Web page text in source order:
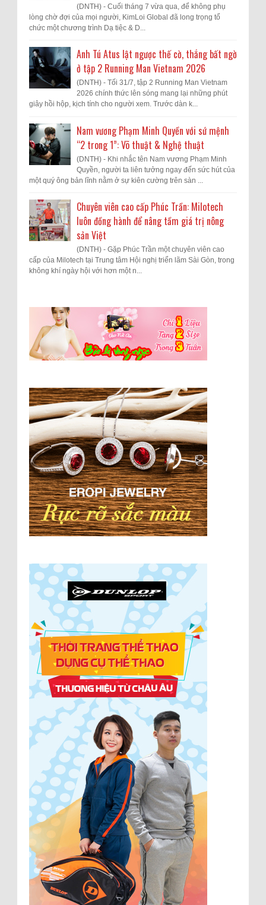
(DNTH) - Cuối tháng 7 vừa qua, để không phụ
lòng chờ đợi của mọi người, KimLoi Global đã long trọng tổ
chức một chương trình Dạ tiệc & D...
Anh Tú Atus lật ngược thế cờ, thắng bất ngờ
ở tập 2 Running Man Vietnam 2026
(DNTH) - Tối 31/7, tập 2 Running Man Vietnam
2026 chính thức lên sóng mang lại những phút
giây hồi hộp, kịch tính cho người xem. Trước dàn k...
Nam vương Phạm Minh Quyền với sứ mệnh
“2 trong 1”: Võ thuật & Nghệ thuật
(DNTH) - Khi nhắc tên Nam vương Phạm Minh
Quyền, người ta liên tưởng ngay đến sức hút của
một quý ông bản lĩnh nằm ở sự kiên cường trên sàn ...
Chuyên viên cao cấp Phúc Trần: Milotech
luôn đồng hành để nâng tầm giá trị nông
sản Việt
(DNTH) - Gặp Phúc Trần một chuyên viên cao
cấp của Milotech tại Trung tâm Hội nghị triển lãm Sài Gòn, trong
không khí ngày hội với hơn một n...